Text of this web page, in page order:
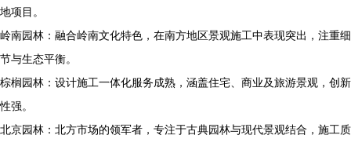
地项目。
岭南园林：融合岭南文化特色，在南方地区景观施工中表现突出，注重细
节与生态平衡。
棕榈园林：设计施工一体化服务成熟，涵盖住宅、商业及旅游景观，创新
性强。
北京园林：北方市场的领军者，专注于古典园林与现代景观结合，施工质